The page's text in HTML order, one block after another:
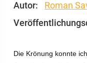
Autor:
Roman
Die Krönung konnte